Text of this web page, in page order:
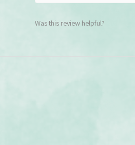
Was this review helpful?